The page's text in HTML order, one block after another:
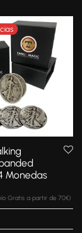
Monedas
Gratis a partir de 70€)